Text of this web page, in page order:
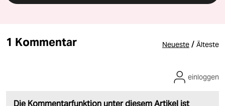
1 Kommentar Neueste / Älteste
Die Kommentarfunktion unter diesem Artikel ist
einloggen